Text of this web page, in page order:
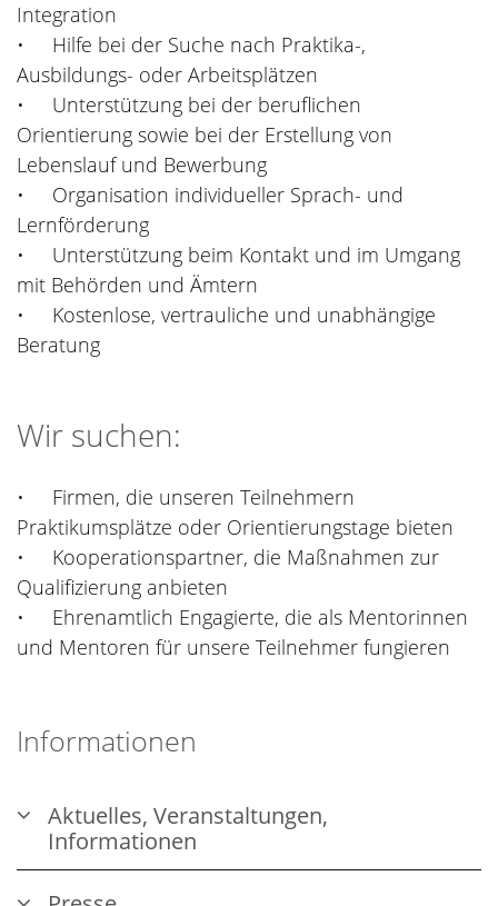
Integration
• Hilfe bei der Suche nach Praktika-,
Ausbildungs- oder Arbeitsplätzen
• Unterstützung bei der beruflichen
Orientierung sowie bei der Erstellung von
Lebenslauf und Bewerbung
• Organisation individueller Sprach- und
Lernförderung
• Unterstützung beim Kontakt und im Umgang
mit Behörden und Ämtern
• Kostenlose, vertrauliche und unabhängige
Beratung
Wir suchen:
• Firmen, die unseren Teilnehmern
Praktikumsplätze oder Orientierungstage bieten
• Kooperationspartner, die Maßnahmen zur
Qualifizierung anbieten
• Ehrenamtlich Engagierte, die als Mentorinnen
und Mentoren für unsere Teilnehmer fungieren
Informationen
Aktuelles, Veranstaltungen,
Informationen